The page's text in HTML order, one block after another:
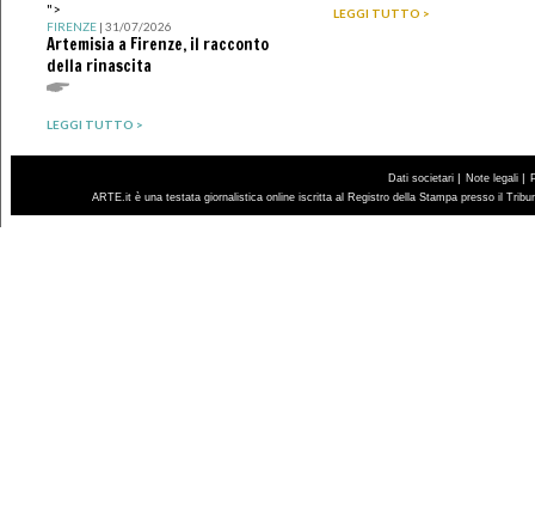
">
FIRENZE| 31/07/2026
Artemisia a Firenze, il racconto
della rinascita
LEGGI TUTTO >
LEGGI TUTTO >
Dati societari | Note legali |
ARTE.it è una testata giornalistica online iscritta al Registro della Stampa presso il